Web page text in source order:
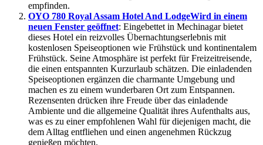
empfinden.
OYO 780 Royal Assam Hotel And LodgeWird in einem
neuen Fenster geöffnet: Eingebettet in Mechinagar bietet
dieses Hotel ein reizvolles Übernachtungserlebnis mit
kostenlosen Speiseoptionen wie Frühstück und kontinentalem
Frühstück. Seine Atmosphäre ist perfekt für Freizeitreisende,
die einen entspannten Kurzurlaub schätzen. Die einladenden
Speiseoptionen ergänzen die charmante Umgebung und
machen es zu einem wunderbaren Ort zum Entspannen.
Rezensenten drücken ihre Freude über das einladende
Ambiente und die allgemeine Qualität ihres Aufenthalts aus,
was es zu einer empfohlenen Wahl für diejenigen macht, die
dem Alltag entfliehen und einen angenehmen Rückzug
genießen möchten.